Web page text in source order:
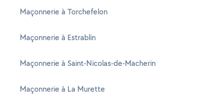
Maçonnerie à Torchefelon
Maçonnerie à Estrablin
Maçonnerie à Saint-Nicolas-de-Macherin
Maçonnerie à La Murette